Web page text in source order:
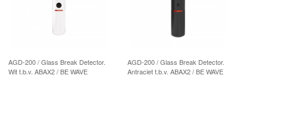
AGD-200 / Glass Break Detector.
Wit t.b.v. ABAX2 / BE WAVE
AGD-200 / Glass Break Detector.
Antraciet t.b.v. ABAX2 / BE WAVE